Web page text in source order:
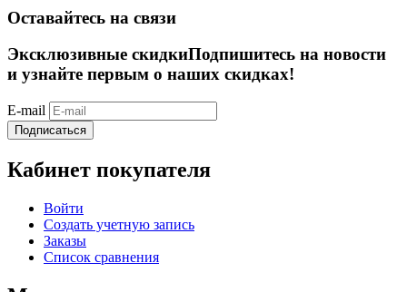
Оставайтесь на связи
Эксклюзивные скидкиПодпишитесь на новости
и узнайте первым о наших скидках!
E-mail
Подписаться
Кабинет покупателя
Войти
Создать учетную запись
Заказы
Список сравнения